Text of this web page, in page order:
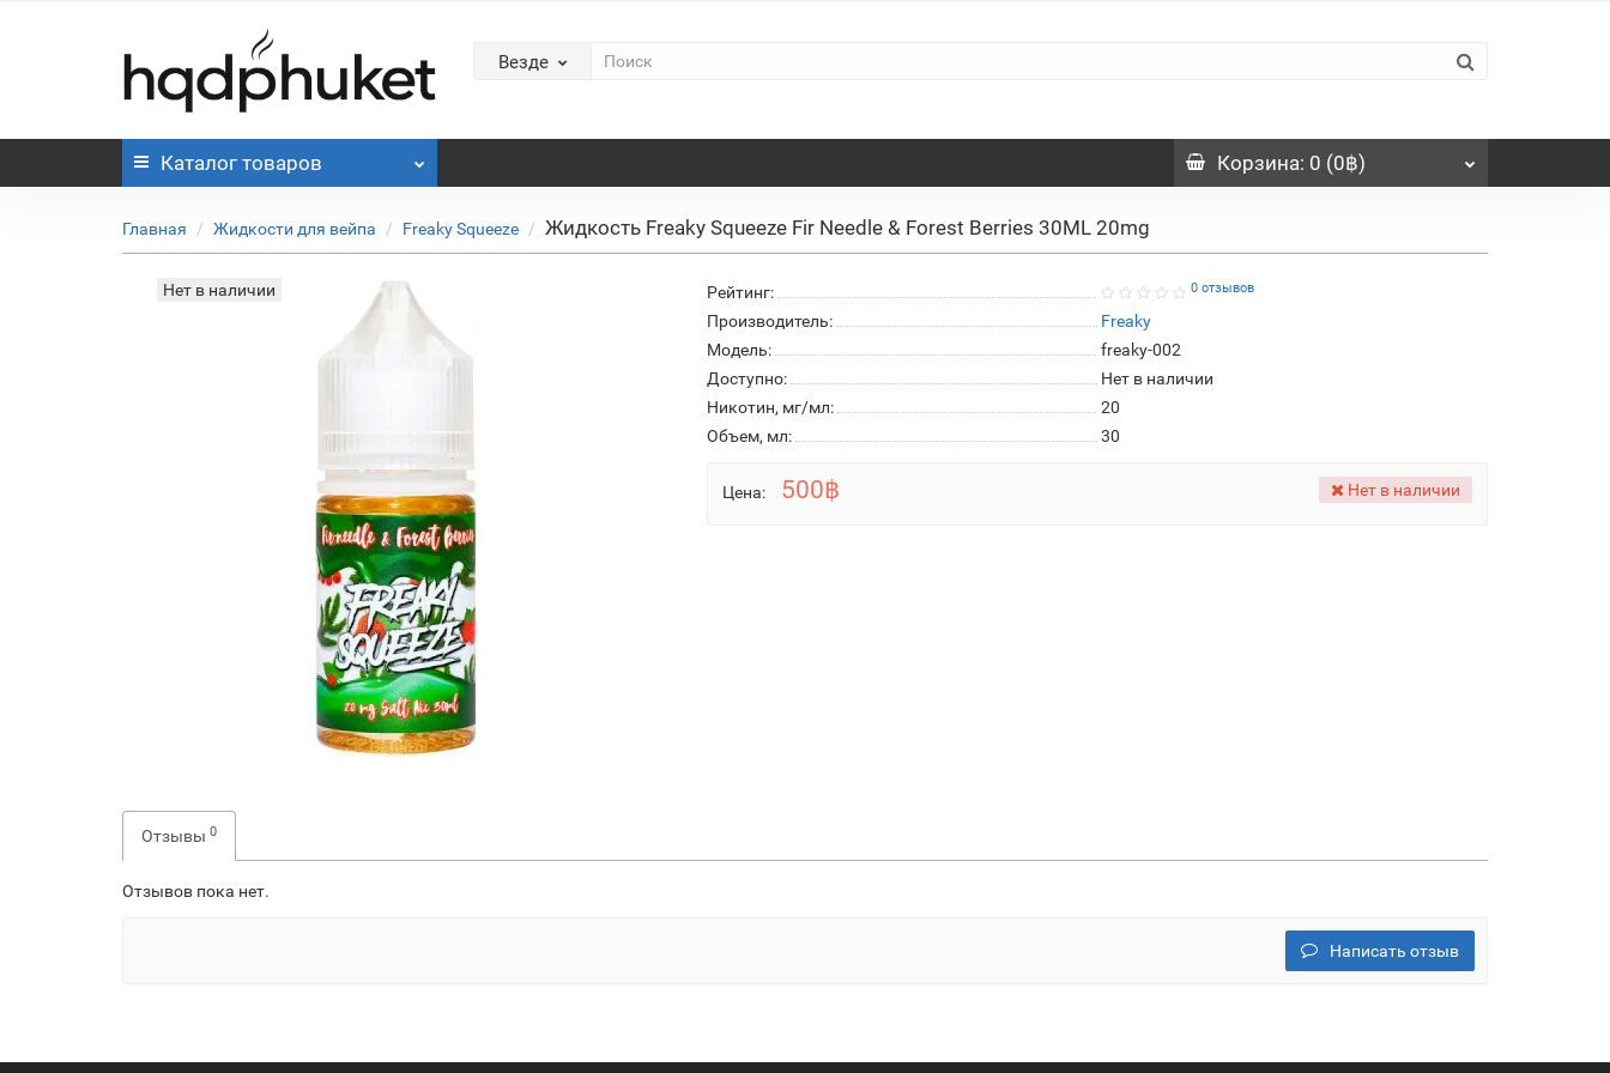
Везде
Каталог товаров Корзина: 0 (0฿)
Главная Жидкости для вейпа Freaky Squeeze Жидкость Freaky Squeeze Fir Needle & Forest Berries 30ML 20mg
Нет в наличии Рейтинг: 0 отзывов
Производитель:
Freaky
Модель:
freaky-002
Доступно:
Нет в наличии
Никотин, мг/мл:
20
Объем, мл:
30
Цена: 500฿ Нет в наличии
Отзывы 0
Отзывов пока нет.
Написать отзыв